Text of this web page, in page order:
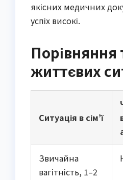
якісних медичних
успіх високі.
Порівняння
життєвих
Ситуація в сім’ї
Звичайна
вагітність, 1–2